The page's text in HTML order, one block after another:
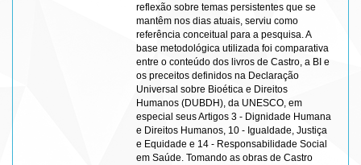
reflexão sobre temas persistentes que se
mantêm nos dias atuais, serviu como
referência conceitual para a pesquisa. A
base metodológica utilizada foi comparativa
entre o conteúdo dos livros de Castro, a BI e
os preceitos definidos na Declaração
Universal sobre Bioética e Direitos
Humanos (DUBDH), da UNESCO, em
especial seus Artigos 3 - Dignidade Humana
e Direitos Humanos, 10 - Igualdade, Justiça
e Equidade e 14 - Responsabilidade Social
em Saúde. Tomando as obras de Castro